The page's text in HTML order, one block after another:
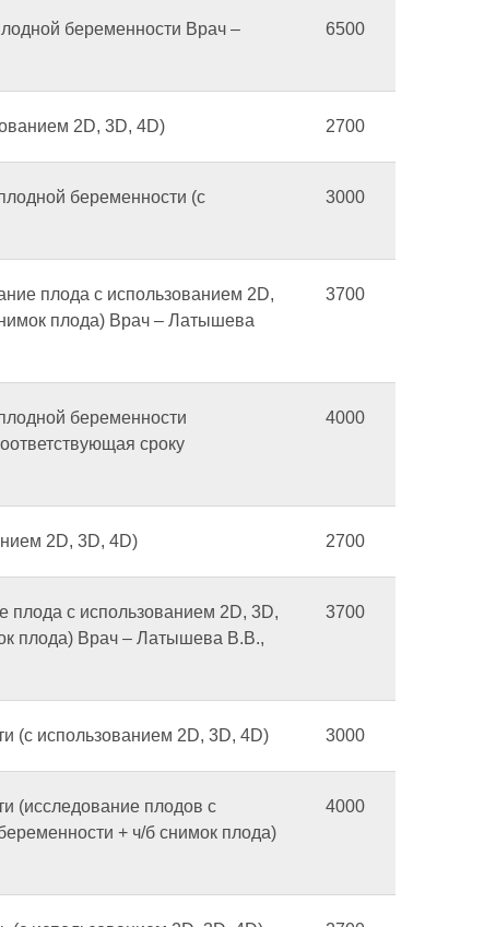
беременности Врач –
6500
2D, 3D, 4D) 2700
беременности (с
3000
плода с использованием 2D,
плода) Врач – Латышева
3700
беременности
сроку
4000
2D, 3D, 4D) 2700
плода с использованием 2D, 3D,
плода) Врач – Латышева В.В.,
3700
(с использованием 2D, 3D, 4D) 3000
(исследование плодов с
+ ч/б снимок плода)
4000